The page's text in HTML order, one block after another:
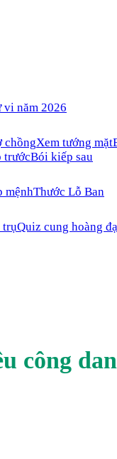
vi năm 2026
chồngXem tướng mặt
trướcBói kiếp sau
mệnhThước Lỗ Ban
trụQuiz cung hoàng
công